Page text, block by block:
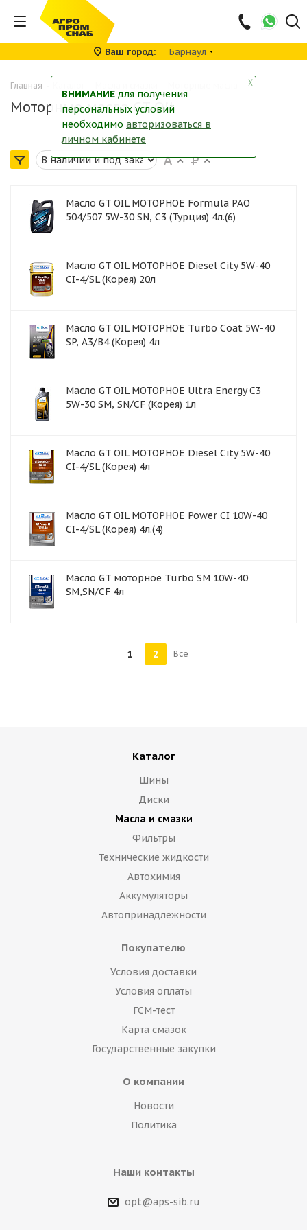
Ваш город Барнаул
Главная -
Моторные масла GT Oil
Масло GT OIL МОТОРНОЕ Formula PAO
504/507 5W-30 SN, C3 (Турция) 4л.(6)
Масло GT OIL МОТОРНОЕ Diesel City 5W-40
CI-4/SL (Корея) 20л
Масло GT OIL МОТОРНОЕ Turbo Coat 5W-40
SP, A3/B4 (Корея) 4л
Масло GT OIL МОТОРНОЕ Ultra Energy C3
5W-30 SM, SN/CF (Корея) 1л
Масло GT OIL МОТОРНОЕ Diesel City 5W-40
CI-4/SL (Корея) 4л
Масло GT OIL МОТОРНОЕ Power CI 10W-40
CI-4/SL (Корея) 4л.(4)
Масло GT моторное Turbo SM 10W-40
SM,SN/CF 4л
1 2 Все
Каталог
Шины
Диски
Масла и смазки
Фильтры
Технические жидкости
Автохимия
Аккумуляторы
Автопринадлежности
Покупателю
Условия доставки
Условия оплаты
ГСМ-тест
Карта смазок
Государственные закупки
О компании
Новости
Политика
Наши контакты
opt@aps-sib.ru
╳
ВНИМАНИЕ для получения
персональных условий
необходимо авторизоваться в
личном кабинете